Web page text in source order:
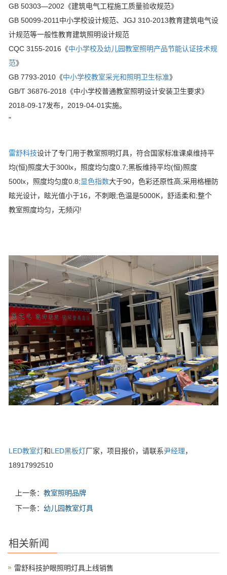
GB 50303—2002《建筑电气工程施工质量验收规范》
GB 50099-2011中小学校设计规范、JGJ 310-2013教育建筑电气设
计规范等一般性教育建筑照明设计规范
CQC 3155-2016《中小学校及幼儿园教室照明产品节能认证技术规
范》
GB 7793-2010《中小学校教室采光和照明卫生标准》
GB/T 36876-2018《中小学校普通教室照明设计安装卫生要求》
2018-09-17发布，2019-04-01实施。
"
雷舒科技设计了专门用于教室照明灯具，符合国家标准课桌维持平
均(恒)照度大于300lx，照度均匀度0.7;黑板维持平均(恒)照度
500lx，照度均匀度0.8;显色指数大于90，色彩还原性高;采用格栅防
眩光设计，眩光值小于16，不刺眼;色温是5000K，舒适柔和;整个
教室照度均匀，无频闪!
LED教室灯和LED黑板灯厂家，项目报价，请联系尹经理，
18917992510
上一条： 教室照明品牌
下一条： 幼儿园教室灯具
相关新闻
雷舒科技护眼照明灯具上线销售